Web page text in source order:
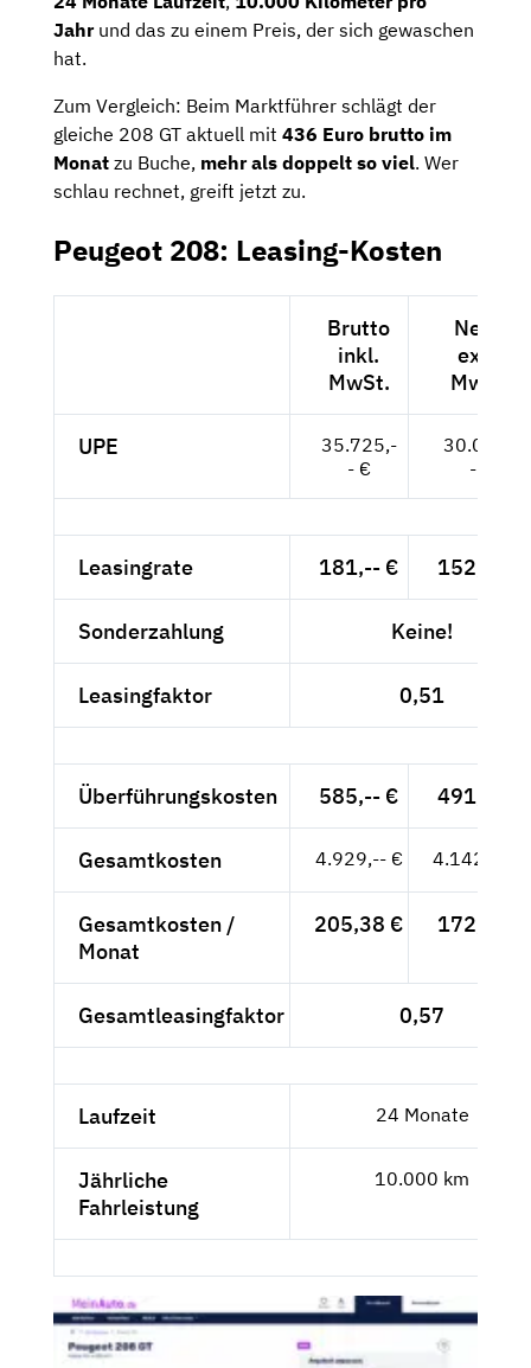
Jahr und das zu einem Preis, der sich gewaschen
hat.
Zum Vergleich: Beim Marktführer schlägt der
gleiche 208 GT aktuell mit 436 Euro brutto im
Monat zu Buche, mehrals doppelt so viel. Wer
schlau rechnet, greift jetzt zu.
Peugeot 208: Leasing-Kosten
Brutto
inkl.
MwSt.
Netto
exkl.
MwSt.
UPE
35.725,-
- €
30.021,-
- €
Leasingrate 181,-- € 152,10 €
Sonderzahlung Keine!
Leasingfaktor 0,51
Überführungskosten 585,-- € 491,60 €
Gesamtkosten 4.929,-- € 4.142,02 €
Gesamtkosten /
Monat
205,38 € 172,58 €
Gesamtleasingfaktor 0,57
Laufzeit 24 Monate
Jährliche
Fahrleistung
10.000 km